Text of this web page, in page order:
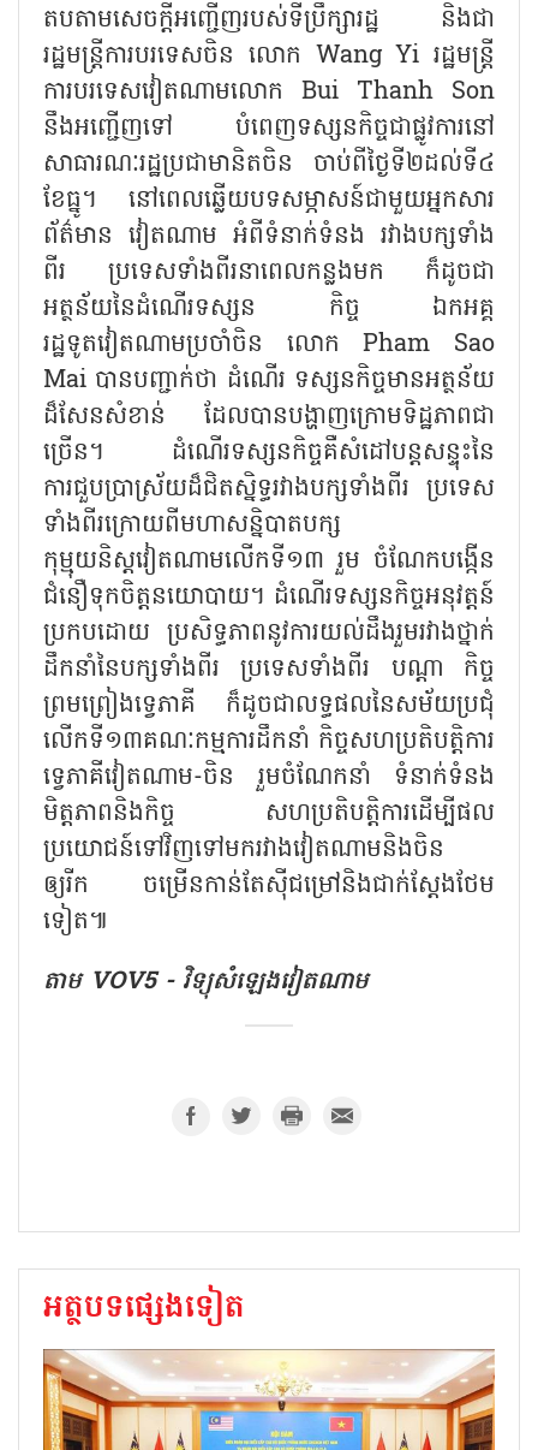
តបតាមសេចក្ដីអញ្ជើញរបស់ទីប្រឹក្សារដ្ឋ និងជា
រដ្ឋមន្រ្តីការបរទេសចិន លោក Wang Yi រដ្ឋមន្រ្តី
ការបរទេសវៀតណាមលោក Bui Thanh Son
នឹងអញ្ជើញទៅ បំពេញទស្សនកិច្ចជាផ្លូវការនៅ
សាធារណៈរដ្ឋប្រជាមានិតចិន ចាប់ពីថ្ងៃទី២ដល់ទី៤
ខែធ្នូ។ នៅពេលឆ្លើយបទសម្ភាសន៍ជាមួយអ្នកសារ
ព័ត៌មាន វៀតណាម អំពីទំនាក់ទំនង រវាងបក្សទាំង
ពីរ ប្រទេសទាំងពីរនាពេលកន្លងមក ក៏ដូចជា
អត្ថន័យនៃដំណើរទស្សន កិច្ច ឯកអគ្គ
រដ្ឋទូតវៀតណាមប្រចាំចិន លោក Pham Sao
Mai បានបញ្ជាក់ថា ដំណើរ ទស្សនកិច្ចមានអត្ថន័យ
ដ៏សែនសំខាន់ ដែលបានបង្ហាញក្រោមទិដ្ឋភាពជា
ច្រើន។ ដំណើរទស្សនកិច្ចគឺសំដៅបន្តសន្ទុះនៃ
ការជួបប្រាស្រ័យដ៏ជិតស្និទ្ធរវាងបក្សទាំងពីរ ប្រទេស
ទាំងពីរក្រោយពីមហាសន្និបាតបក្ស
កុម្មុយនិស្តវៀតណាមលើកទី១៣ រួម ចំណែកបង្កើន
ជំនឿទុកចិត្តនយោបាយ។ ដំណើរទស្សនកិច្ចអនុវត្តន៍
ប្រកបដោយ ប្រសិទ្ធភាពនូវការយល់ដឹងរួមរវាងថ្នាក់
ដឹកនាំនៃបក្សទាំងពីរ ប្រទេសទាំងពីរ បណ្ដា កិច្ច
ព្រមព្រៀងទ្វេភាគី ក៏ដូចជាលទ្ធផលនៃសម័យប្រជុំ
លើកទី១៣គណៈកម្មការដឹកនាំ កិច្ចសហប្រតិបត្តិការ
ទ្វេភាគីវៀតណាម-ចិន រួមចំណែកនាំ ទំនាក់ទំនង
មិត្តភាពនិងកិច្ច សហប្រតិបត្តិការដើម្បីផល
ប្រយោជន៍ទៅវិញទៅមករវាងវៀតណាមនិងចិន
ឲ្យរីក ចម្រើនកាន់តែស៊ីជម្រៅនិងជាក់ស្ដែងថែម
ទៀត៕
តាម VOV5 - វិទ្យុសំឡេងវៀតណាម
អត្ថបទផ្សេងទៀត